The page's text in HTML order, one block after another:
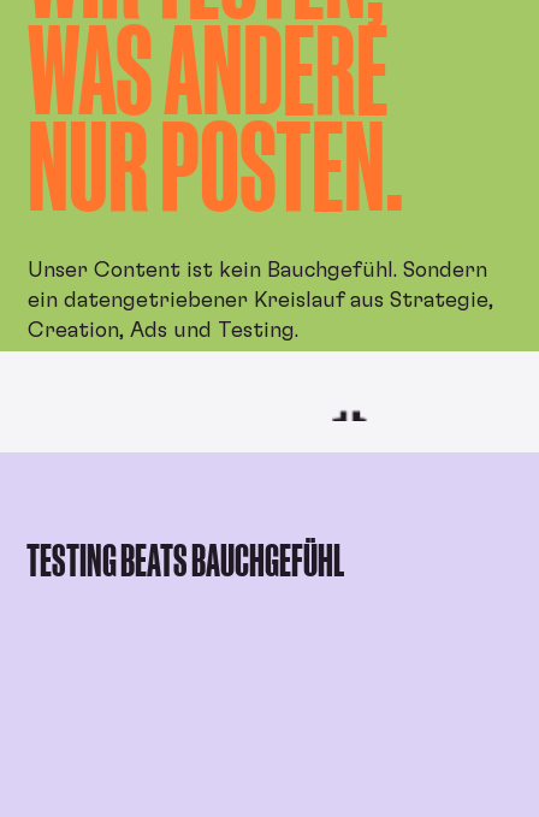
WAS ANDERE
NUR POSTEN.
Unser Content ist kein Bauchgefühl. Sondern
ein datengetriebener Kreislauf aus Strategie,
Creation, Ads und Testing.
TESTING BEATS BAUCHGEFÜHL